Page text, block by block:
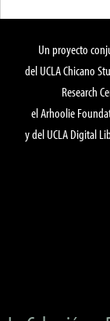
Un proyecto
del UCLA Chicano
Research
el Arhoolie
y del UCLA Digital